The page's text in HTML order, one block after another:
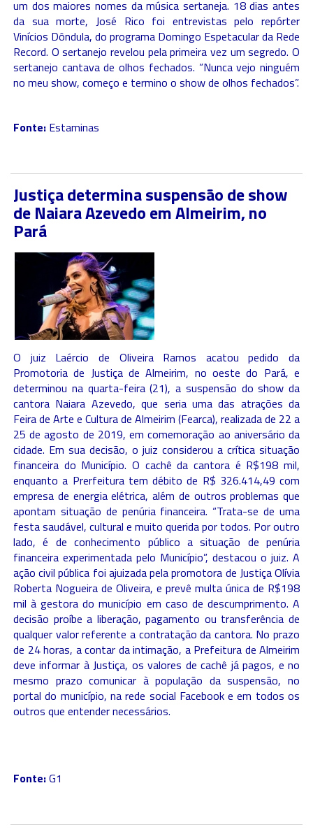
um dos maiores nomes da música sertaneja. 18 dias antes
da sua morte, José Rico foi entrevistas pelo repórter
Vinícios Dôndula, do programa Domingo Espetacular da Rede
Record. O sertanejo revelou pela primeira vez um segredo. O
sertanejo cantava de olhos fechados. ”Nunca vejo ninguém
no meu show, começo e termino o show de olhos fechados”.
Fonte: Estaminas
Justiça determina suspensão de show
de Naiara Azevedo em Almeirim, no
Pará
O juiz Laércio de Oliveira Ramos acatou pedido da
Promotoria de Justiça de Almeirim, no oeste do Pará, e
determinou na quarta-feira (21), a suspensão do show da
cantora Naiara Azevedo, que seria uma das atrações da
Feira de Arte e Cultura de Almeirim (Fearca), realizada de 22 a
25 de agosto de 2019, em comemoração ao aniversário da
cidade. Em sua decisão, o juiz considerou a crítica situação
financeira do Município. O cachê da cantora é R$198 mil,
enquanto a Prerfeitura tem débito de R$ 326.414,49 com
empresa de energia elétrica, além de outros problemas que
apontam situação de penúria financeira. “Trata-se de uma
festa saudável, cultural e muito querida por todos. Por outro
lado, é de conhecimento público a situação de penúria
financeira experimentada pelo Município”, destacou o juiz. A
ação civil pública foi ajuizada pela promotora de Justiça Olívia
Roberta Nogueira de Oliveira, e prevê multa única de R$198
mil à gestora do município em caso de descumprimento. A
decisão proíbe a liberação, pagamento ou transferência de
qualquer valor referente a contratação da cantora. No prazo
de 24 horas, a contar da intimação, a Prefeitura de Almeirim
deve informar à Justiça, os valores de cachê já pagos, e no
mesmo prazo comunicar à população da suspensão, no
portal do município, na rede social Facebook e em todos os
outros que entender necessários.
Fonte:G1